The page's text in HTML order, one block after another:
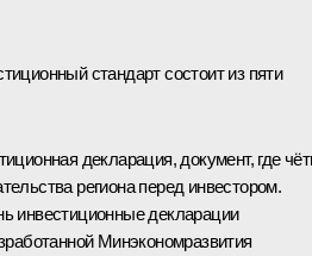
стандарт состоит из пяти
декларация, документ, где
региона перед инвестором.
инвестиционные декларации
Минэкономразвития